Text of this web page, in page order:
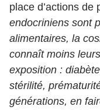
place d’actions de
endocriniens sont
alimentaires, la
connaît moins
exposition :
stérilité,
générations, en